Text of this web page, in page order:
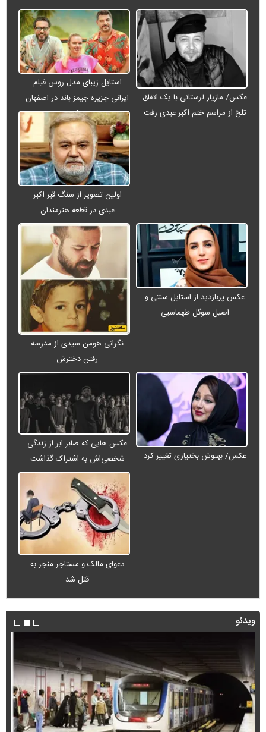
عکس/ مازیار لرستانی با یک اتفاق
تلخ از مراسم ختم اکبر عبدی رفت
استایل زیبای مدل روس فیلم
ایرانی جزیره جیمز باند در اصفهان
+ عکس
اولین تصویر از سنگ قبر اکبر
عبدی در قطعه هنرمندان
عکس پربازدید از استایل سنتی و
اصیل سوگل طهماسبی
نگرانی هومن سیدی از مدرسه
رفتن دخترش
عکس/ بهنوش بختیاری تغییر کرد
عکس هایی که صابر ابر از زندگی
شخصی‌اش به اشتراک گذاشت
دعوای مالک و مستاجر منجر به
قتل شد
ویدئو